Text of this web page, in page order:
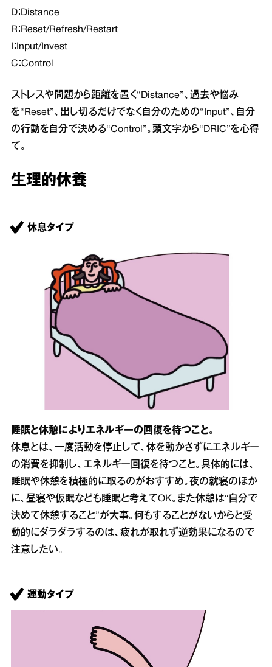
D：Distance
R：Reset/Refresh/Restart
I：Input/Invest
C：Control
ストレスや問題から距離を置く“Distance”、過去や悩み
を“Reset”、出し切るだけでなく自分のための“Input”、自分
の行動を自分で決める“Control”。頭文字から“DRIC”を心得
て。
生理的休養
休息タイプ
睡眠と休憩によりエネルギーの回復を待つこと。
休息とは、一度活動を停止して、体を動かさずにエネルギー
の消費を抑制し、エネルギー回復を待つこと。具体的には、
睡眠や休憩を積極的に取るのがおすすめ。夜の就寝のほか
に、昼寝や仮眠なども睡眠と考えてOK。また休憩は“自分で
決めて休憩すること”が大事。何もすることがないからと受
動的にダラダラするのは、疲れが取れず逆効果になるので
注意したい。
運動タイプ